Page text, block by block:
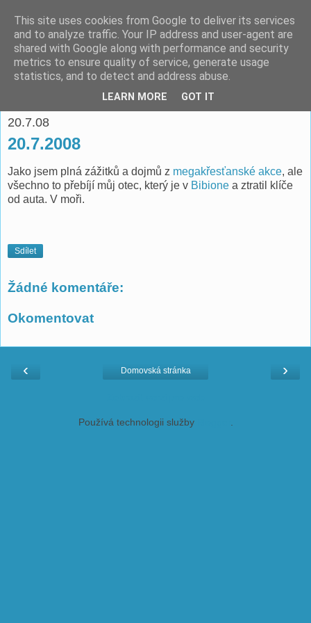
espoo
Pomáhat lidem je o to víc potěšující, když je to ve vlastním
zájmu. -- Richard Fish
20.7.08
20.7.2008
Jako jsem plná zážitků a dojmů z megakřesťanské akce, ale
všechno to přebíjí můj otec, který je v Bibione a ztratil klíče
od auta. V moři.
Sdílet
Žádné komentáře:
Okomentovat
‹ ›
Domovská stránka
Používá technologii služby .
This site uses cookies from Google to deliver its services
and to analyze traffic. Your IP address and user-agent are
shared with Google along with performance and security
metrics to ensure quality of service, generate usage
statistics, and to detect and address abuse.
LEARN MORE GOT IT